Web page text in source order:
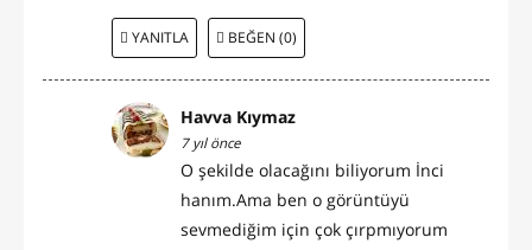
YANITLA BEĞEN (0)
Havva Kıymaz
7 yıl önce
O şekilde olacağını biliyorum İnci
hanım.Ama ben o görüntüyü
sevmediğim için çok çırpmıyorum